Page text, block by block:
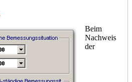
Beim
Nachweis
der